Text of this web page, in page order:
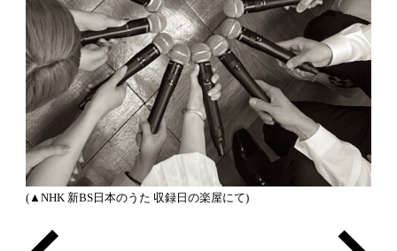
(▲NHK 新BS日本のうた 収録日の楽屋にて)